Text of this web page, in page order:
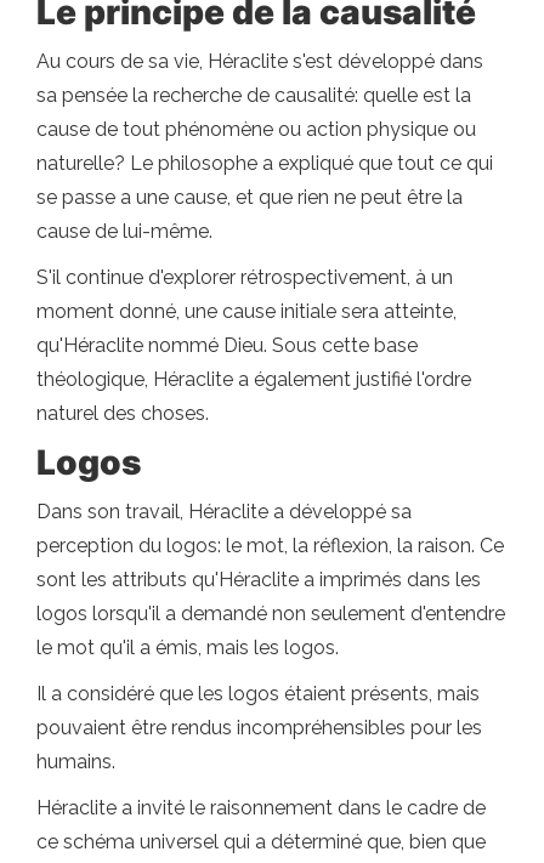
Le principe de la causalité
Au cours de sa vie, Héraclite s'est développé dans
sa pensée la recherche de causalité: quelle est la
cause de tout phénomène ou action physique ou
naturelle? Le philosophe a expliqué que tout ce qui
se passe a une cause, et que rien ne peut être la
cause de lui-même.
S'il continue d'explorer rétrospectivement, à un
moment donné, une cause initiale sera atteinte,
qu'Héraclite nommé Dieu. Sous cette base
théologique, Héraclite a également justifié l'ordre
naturel des choses.
Logos
Dans son travail, Héraclite a développé sa
perception du logos: le mot, la réflexion, la raison. Ce
sont les attributs qu'Héraclite a imprimés dans les
logos lorsqu'il a demandé non seulement d'entendre
le mot qu'il a émis, mais les logos.
Il a considéré que les logos étaient présents, mais
pouvaient être rendus incompréhensibles pour les
humains.
Héraclite a invité le raisonnement dans le cadre de
ce schéma universel qui a déterminé que, bien que